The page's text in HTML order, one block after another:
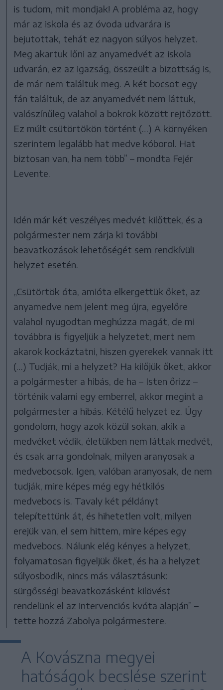
is tudom, mit mondjak! A probléma az, hogy
már az iskola és az óvoda udvarára is
bejutottak, tehát ez nagyon súlyos helyzet.
Meg akartuk lőni az anyamedvét az iskola
udvarán, ez az igazság, összeült a bizottság is,
de már nem találtuk meg. A két bocsot egy
fán találtuk, de az anyamedvét nem láttuk,
valószínűleg valahol a bokrok között rejtőzött.
Ez múlt csütörtökön történt (…) A környéken
szerintem legalább hat medve kóborol. Hat
biztosan van, ha nem több” – mondta Fejér
Levente.
Idén már két veszélyes medvét kilőttek, és a
polgármester nem zárja ki további
beavatkozások lehetőségét sem rendkívüli
helyzet esetén.
„Csütörtök óta, amióta elkergettük őket, az
anyamedve nem jelent meg újra, egyelőre
valahol nyugodtan meghúzza magát, de mi
továbbra is figyeljük a helyzetet, mert nem
akarok kockáztatni, hiszen gyerekek vannak itt
(…) Tudják, mi a helyzet? Ha kilőjük őket, akkor
a polgármester a hibás, de ha – Isten őrizz –
történik valami egy emberrel, akkor megint a
polgármester a hibás. Kétélű helyzet ez. Úgy
gondolom, hogy azok közül sokan, akik a
medvéket védik, életükben nem láttak medvét,
és csak arra gondolnak, milyen aranyosak a
medvebocsok. Igen, valóban aranyosak, de nem
tudják, mire képes még egy hétkilós
medvebocs is. Tavaly két példányt
telepítettünk át, és hihetetlen volt, milyen
erejük van, el sem hittem, mire képes egy
medvebocs. Nálunk elég kényes a helyzet,
folyamatosan figyeljük őket, és ha a helyzet
súlyosbodik, nincs más választásunk:
sürgősségi beavatkozásként kilövést
rendelünk el az intervenciós kvóta alapján” –
tette hozzá Zabolya polgármestere.
A Kovászna megyei
hatóságok becslése szerint